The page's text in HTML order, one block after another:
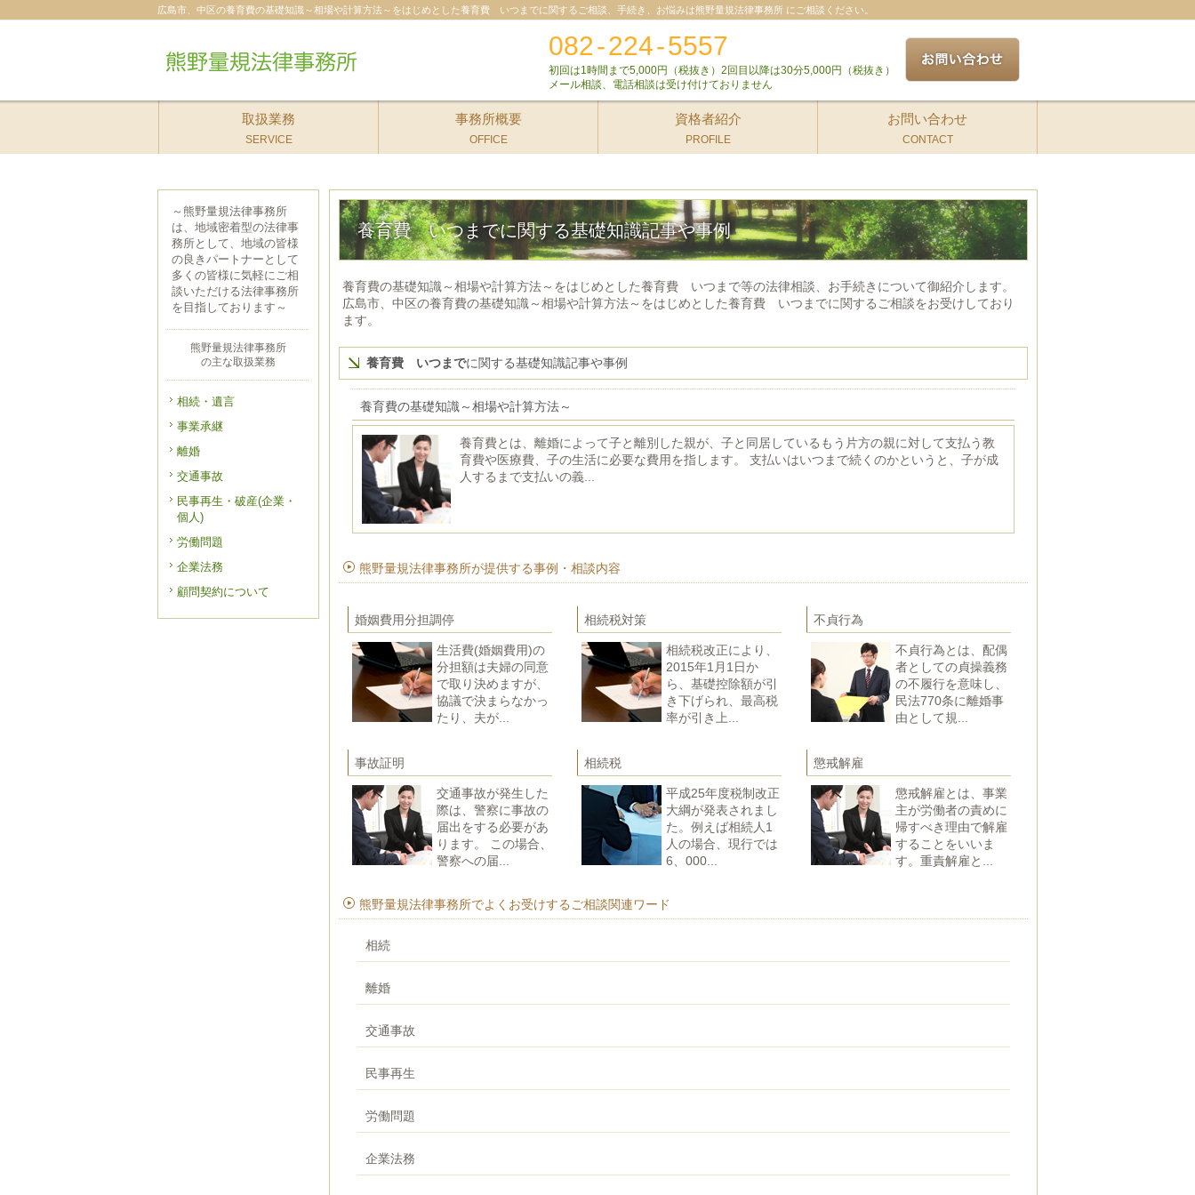
広島市、中区の養育費の基礎知識～相場や計算方法～をはじめとした養育費 いつまでに関するご相談、手続き、お悩みは熊野量規法律事務所 にご相談ください。
082-224-5557
初回は1時間まで5,000円（税抜き）2回目以降は30分5,000円（税抜き）
メール相談、電話相談は受け付けておりません
取扱業務
SERVICE
事務所概要
OFFICE
資格者紹介
PROFILE
お問い合わせ
CONTACT
～熊野量規法律事務所
は、地域密着型の法律事
務所として、地域の皆様
の良きパートナーとして
多くの皆様に気軽にご相
談いただける法律事務所
を目指しております～
熊野量規法律事務所
の主な取扱業務
相続・遺言
事業承継
離婚
交通事故
民事再生・破産(企業・
個人)
労働問題
企業法務
顧問契約について
養育費 いつまでに関する基礎知識記事や事例
養育費の基礎知識～相場や計算方法～をはじめとした養育費 いつまで等の法律相談、お手続きについて御紹介します。
広島市、中区の養育費の基礎知識～相場や計算方法～をはじめとした養育費 いつまでに関するご相談をお受けしており
ます。
養育費 いつまでに関する基礎知識記事や事例
養育費の基礎知識～相場や計算方法～
養育費とは、離婚によって子と離別した親が、子と同居しているもう片方の親に対して支払う教
育費や医療費、子の生活に必要な費用を指します。 支払いはいつまで続くのかというと、子が成
人するまで支払いの義...
熊野量規法律事務所が提供する事例・相談内容
婚姻費用分担調停
生活費(婚姻費用)の
分担額は夫婦の同意
で取り決めますが、
協議で決まらなかっ
たり、夫が...
相続税対策
相続税改正により、
2015年1月1日か
ら、基礎控除額が引
き下げられ、最高税
率が引き上...
不貞行為
不貞行為とは、配偶
者としての貞操義務
の不履行を意味し、
民法770条に離婚事
由として規...
事故証明
交通事故が発生した
際は、警察に事故の
届出をする必要があ
ります。 この場合、
警察への届...
相続税
平成25年度税制改正
大綱が発表されまし
た。例えば相続人1
人の場合、現行では
6、000...
懲戒解雇
懲戒解雇とは、事業
主が労働者の責めに
帰すべき理由で解雇
することをいいま
す。重責解雇と...
熊野量規法律事務所でよくお受けするご相談関連ワード
相続
離婚
交通事故
民事再生
労働問題
企業法務